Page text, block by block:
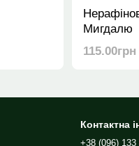
Мигдалю
115.00грн
Контактна
+38 (096) 133